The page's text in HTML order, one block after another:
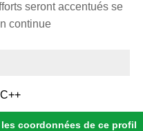
seront accentués se
continue
coordonnées de ce profil